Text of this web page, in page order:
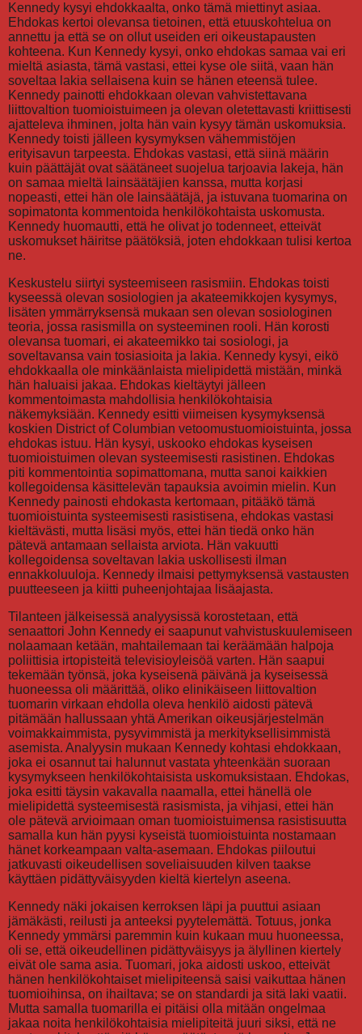
Kennedy kysyi ehdokkaalta, onko tämä miettinyt asiaa.
Ehdokas kertoi olevansa tietoinen, että etuuskohtelua on
annettu ja että se on ollut useiden eri oikeustapausten
kohteena. Kun Kennedy kysyi, onko ehdokas samaa vai eri
mieltä asiasta, tämä vastasi, ettei kyse ole siitä, vaan hän
soveltaa lakia sellaisena kuin se hänen eteensä tulee.
Kennedy painotti ehdokkaan olevan vahvistettavana
liittovaltion tuomioistuimeen ja olevan oletettavasti kriittisesti
ajatteleva ihminen, jolta hän vain kysyy tämän uskomuksia.
Kennedy toisti jälleen kysymyksen vähemmistöjen
erityisavun tarpeesta. Ehdokas vastasi, että siinä määrin
kuin päättäjät ovat säätäneet suojelua tarjoavia lakeja, hän
on samaa mieltä lainsäätäjien kanssa, mutta korjasi
nopeasti, ettei hän ole lainsäätäjä, ja istuvana tuomarina on
sopimatonta kommentoida henkilökohtaista uskomusta.
Kennedy huomautti, että he olivat jo todenneet, etteivät
uskomukset häiritse päätöksiä, joten ehdokkaan tulisi kertoa
ne.
Keskustelu siirtyi systeemiseen rasismiin. Ehdokas toisti
kyseessä olevan sosiologien ja akateemikkojen kysymys,
lisäten ymmärryksensä mukaan sen olevan sosiologinen
teoria, jossa rasismilla on systeeminen rooli. Hän korosti
olevansa tuomari, ei akateemikko tai sosiologi, ja
soveltavansa vain tosiasioita ja lakia. Kennedy kysyi, eikö
ehdokkaalla ole minkäänlaista mielipidettä mistään, minkä
hän haluaisi jakaa. Ehdokas kieltäytyi jälleen
kommentoimasta mahdollisia henkilökohtaisia
näkemyksiään. Kennedy esitti viimeisen kysymyksensä
koskien District of Columbian vetoomustuomioistuinta, jossa
ehdokas istuu. Hän kysyi, uskooko ehdokas kyseisen
tuomioistuimen olevan systeemisesti rasistinen. Ehdokas
piti kommentointia sopimattomana, mutta sanoi kaikkien
kollegoidensa käsittelevän tapauksia avoimin mielin. Kun
Kennedy painosti ehdokasta kertomaan, pitääkö tämä
tuomioistuinta systeemisesti rasistisena, ehdokas vastasi
kieltävästi, mutta lisäsi myös, ettei hän tiedä onko hän
pätevä antamaan sellaista arviota. Hän vakuutti
kollegoidensa soveltavan lakia uskollisesti ilman
ennakkoluuloja. Kennedy ilmaisi pettymyksensä vastausten
puutteeseen ja kiitti puheenjohtajaa lisäajasta.
Tilanteen jälkeisessä analyysissä korostetaan, että
senaattori John Kennedy ei saapunut vahvistuskuulemiseen
nolaamaan ketään, mahtailemaan tai keräämään halpoja
poliittisia irtopisteitä televisioyleisöä varten. Hän saapui
tekemään työnsä, joka kyseisenä päivänä ja kyseisessä
huoneessa oli määrittää, oliko elinikäiseen liittovaltion
tuomarin virkaan ehdolla oleva henkilö aidosti pätevä
pitämään hallussaan yhtä Amerikan oikeusjärjestelmän
voimakkaimmista, pysyvimmistä ja merkityksellisimmistä
asemista. Analyysin mukaan Kennedy kohtasi ehdokkaan,
joka ei osannut tai halunnut vastata yhteenkään suoraan
kysymykseen henkilökohtaisista uskomuksistaan. Ehdokas,
joka esitti täysin vakavalla naamalla, ettei hänellä ole
mielipidettä systeemisestä rasismista, ja vihjasi, ettei hän
ole pätevä arvioimaan oman tuomioistuimensa rasistisuutta
samalla kun hän pyysi kyseistä tuomioistuinta nostamaan
hänet korkeampaan valta-asemaan. Ehdokas piiloutui
jatkuvasti oikeudellisen soveliaisuuden kilven taakse
käyttäen pidättyväisyyden kieltä kiertelyn aseena.
Kennedy näki jokaisen kerroksen läpi ja puuttui asiaan
jämäkästi, reilusti ja anteeksi pyytelemättä. Totuus, jonka
Kennedy ymmärsi paremmin kuin kukaan muu huoneessa,
oli se, että oikeudellinen pidättyväisyys ja älyllinen kiertely
eivät ole sama asia. Tuomari, joka aidosti uskoo, etteivät
hänen henkilökohtaiset mielipiteensä saisi vaikuttaa hänen
tuomioihinsa, on ihailtava; se on standardi ja sitä laki vaatii.
Mutta samalla tuomarilla ei pitäisi olla mitään ongelmaa
jakaa noita henkilökohtaisia mielipiteitä juuri siksi, että ne